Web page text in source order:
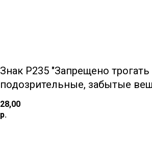
Знак P235 "Запрещено трогать
подозрительные, забытые
28,00
р.